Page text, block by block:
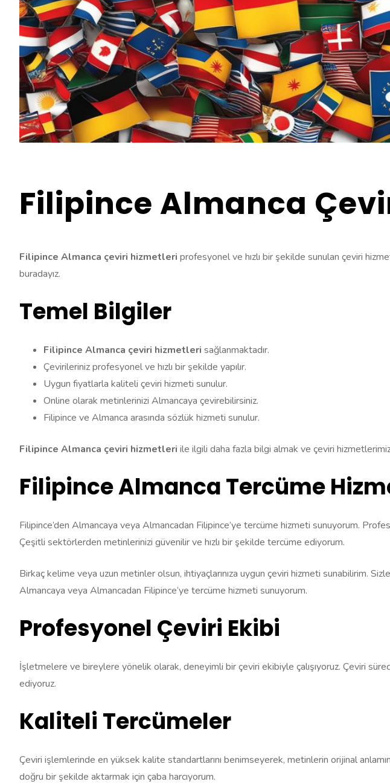
Filipince Almanca
Filipince Almanca çeviri hizmetleri profesyonel ve hızlı bir şekilde sunulan çeviri
buradayız.
Temel Bilgiler
Filipince Almanca çeviri hizmetleri sağlanmaktadır.
Çevirileriniz profesyonel ve hızlı bir şekilde yapılır.
Uygun fiyatlarla kaliteli çeviri hizmeti sunulur.
Online olarak metinlerinizi Almancaya çevirebilirsiniz.
Filipince ve Almanca arasında sözlük hizmeti sunulur.
Filipince Almanca çeviri hizmetleri ile ilgili daha fazla bilgi almak ve çeviri
Filipince Almanca Tercüme
Filipince’den Almancaya veya Almancadan Filipince’ye tercüme hizmeti sunuyorum.
Çeşitli sektörlerden metinlerinizi güvenilir ve hızlı bir şekilde tercüme ediyorum.
Birkaç kelime veya uzun metinler olsun, ihtiyaçlarınıza uygun çeviri hizmeti sunabilirim.
Almancaya veya Almancadan Filipince’ye tercüme hizmeti sunuyorum.
Profesyonel Çeviri Ekibi
İşletmelere ve bireylere yönelik olarak, deneyimli bir çeviri ekibiyle çalışıyoruz. Çeviri
ediyoruz.
Kaliteli Tercümeler
Çeviri işlemlerinde en yüksek kalite standartlarını benimseyerek, metinlerin orijinal
doğru bir şekilde aktarmak için çaba harcıyorum.